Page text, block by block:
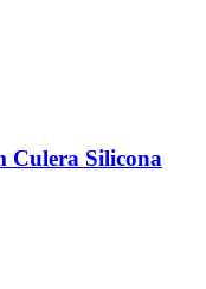
Culera Silicona